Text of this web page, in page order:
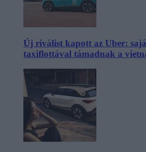
Új riválist kapott az Uber:
taxiflottával támadnak a